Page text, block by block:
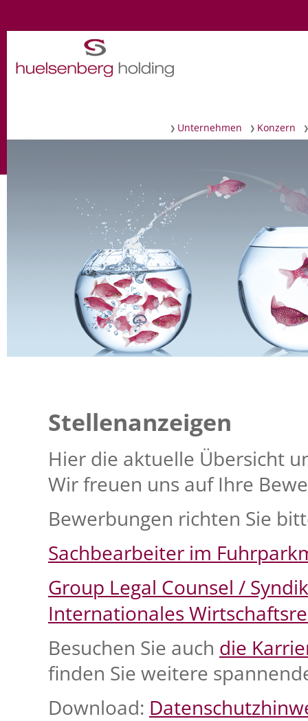
Navigation
überspringen
Unternehmen Konzern
Stellenanzeigen
Hier die aktuelle Übersicht
Wir freuen uns auf Ihre
Bewerbungen richten Sie
Sachbearbeiter im
Group Legal Counsel /
Internationales
Besuchen Sie auch die
finden Sie weitere
Download: